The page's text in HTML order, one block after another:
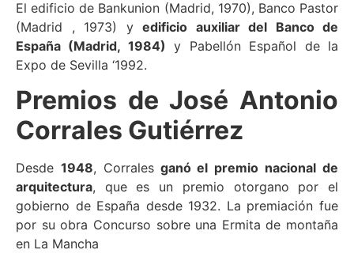
El edificio de Bankunion (Madrid, 1970), Banco Pastor
(Madrid , 1973) y edificio auxiliar del Banco de
España (Madrid, 1984) y Pabellón Español de la
Expo de Sevilla ‘1992.
Premios de José Antonio
Corrales Gutiérrez
Desde 1948, Corralesganó el premio nacional de
arquitectura, que es un premio otorgano por el
gobierno de España desde 1932. La premiación fue
por su obra Concurso sobre una Ermita de montaña
en La Mancha